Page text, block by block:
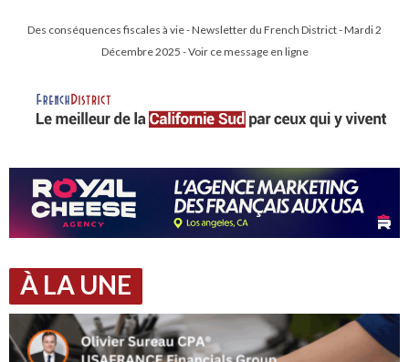
Des conséquences fiscales à vie - Newsletter du French District - Mardi 2
Décembre 2025 - Voir ce message en ligne
À LA UNE